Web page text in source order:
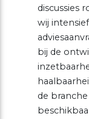
discussies
wij
bij de
de